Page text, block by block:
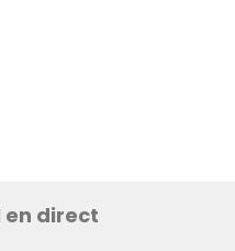
en direct